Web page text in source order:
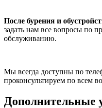
После бурения и
задать нам все вопросы по
обслуживанию.
Мы всегда доступны по
проконсультируем по всем
Дополнительные